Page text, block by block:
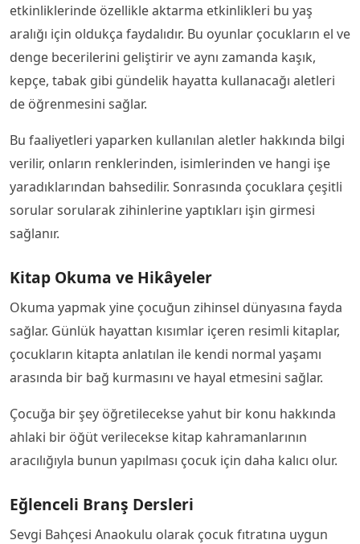
etkinliklerinde özellikle aktarma etkinlikleri bu yaş
aralığı için oldukça faydalıdır. Bu oyunlar çocukların el ve
denge becerilerini geliştirir ve aynı zamanda kaşık,
kepçe, tabak gibi gündelik hayatta kullanacağı aletleri
de öğrenmesini sağlar.
Bu faaliyetleri yaparken kullanılan aletler hakkında bilgi
verilir, onların renklerinden, isimlerinden ve hangi işe
yaradıklarından bahsedilir. Sonrasında çocuklara çeşitli
sorular sorularak zihinlerine yaptıkları işin girmesi
sağlanır.
Kitap Okuma ve Hikâyeler
Okuma yapmak yine çocuğun zihinsel dünyasına fayda
sağlar. Günlük hayattan kısımlar içeren resimli kitaplar,
çocukların kitapta anlatılan ile kendi normal yaşamı
arasında bir bağ kurmasını ve hayal etmesini sağlar.
Çocuğa bir şey öğretilecekse yahut bir konu hakkında
ahlaki bir öğüt verilecekse kitap kahramanlarının
aracılığıyla bunun yapılması çocuk için daha kalıcı olur.
Eğlenceli Branş Dersleri
Sevgi Bahçesi Anaokulu olarak çocuk fıtratına uygun